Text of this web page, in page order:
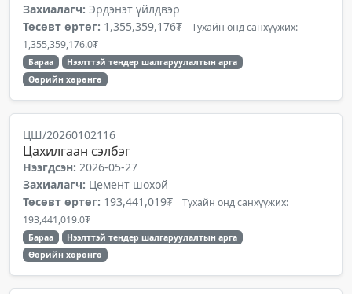
Захиалагч: Эрдэнэт үйлдвэр
Төсөвт өртөг: 1,355,359,176₮ Тухайн онд санхүүжих:
1,355,359,176.0₮
Бараа
Нээлттэй тендер шалгаруулалтын арга
Өөрийн хөрөнгө
ЦШ/20260102116
Цахилгаан сэлбэг
Нээгдсэн: 2026-05-27
Захиалагч: Цемент шохой
Төсөвт өртөг: 193,441,019₮ Тухайн онд санхүүжих:
193,441,019.0₮
Бараа
Нээлттэй тендер шалгаруулалтын арга
Өөрийн хөрөнгө